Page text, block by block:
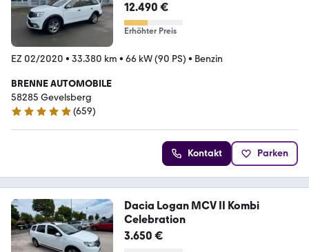
12.490 €
Erhöhter Preis
EZ 02/2020 • 33.380 km • 66 kW (90 PS) • Benzin
BRENNE AUTOMOBILE
58285 Gevelsberg
5 Sterne
(659)
Kontakt Parken
Dacia Logan MCV II Kombi
Celebration
3.650 €